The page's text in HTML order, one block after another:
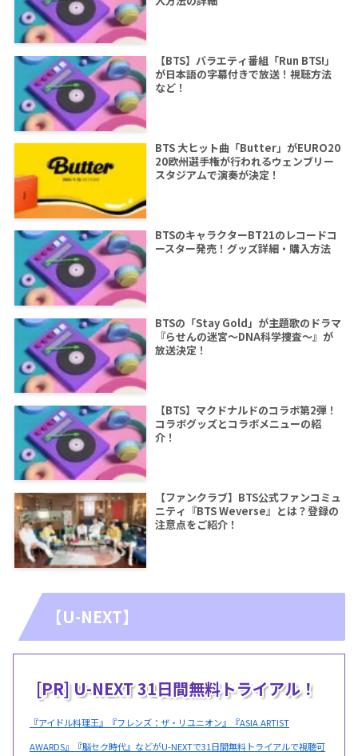
【BTS】バラエティ番組「Run BTS!」
が日本語の字幕付きで放送！視聴方法
など！
BTS 大ヒット曲「Butter」がEURO20
20欧州選手権が行われるウェンブリー
スタジアムで演奏が決定！
BTSのキャラクターBT21のレコードコ
ースター発売！グッズ詳細・購入方法
BTSの「Stay Gold」が主題歌のドラマ
『らせんの迷宮～DNA科学捜査～』が
放送決定！
【BTS】マクドナルドのコラボ第2弾！
コラボグッズとコラボメニューの紹
介！
【ファンクラブ】BTS公式ファンコミュ
ニティ『BTS Weverse』とは？登録の
注意点をご紹介！
【U-NEXT】
[PR] U-NEXT 31日間無料トライアル！
『アイドル料理王』『フレンズ：ザ・リユニオン』『ASIA ARTIST
AWARDS』『脳セク時代』などがU-NEXTで31日間無料トライアルで視聴可